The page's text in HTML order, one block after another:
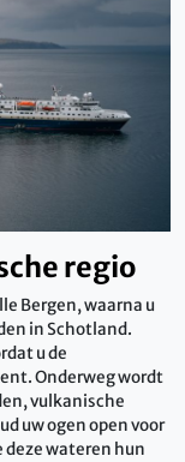
regio
Bergen, waarna u
in Schotland.
u de
Onderweg wordt
vulkanische
uw ogen open voor
wateren hun